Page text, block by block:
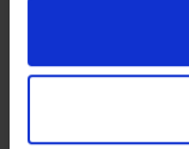
finanzieller
Wien.